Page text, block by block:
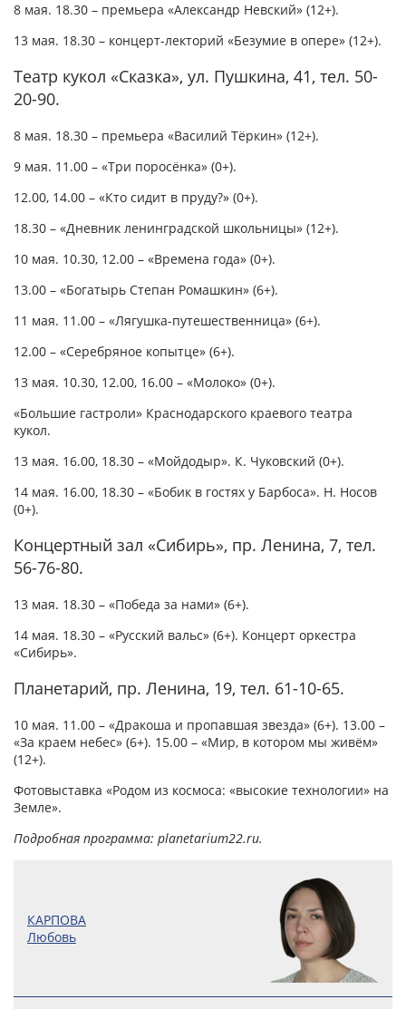
8 мая. 18.30 – премьера «Александр Невский» (12+).
13 мая. 18.30 – концерт-лекторий «Безумие в опере» (12+).
Театр кукол «Сказка», ул. Пушкина, 41, тел. 50-
20-90.
8 мая. 18.30 – премьера «Василий Тёркин» (12+).
9 мая. 11.00 – «Три поросёнка» (0+).
12.00, 14.00 – «Кто сидит в пруду?» (0+).
18.30 – «Дневник ленинградской школьницы» (12+).
10 мая. 10.30, 12.00 – «Времена года» (0+).
13.00 – «Богатырь Степан Ромашкин» (6+).
11 мая. 11.00 – «Лягушка-путешественница» (6+).
12.00 – «Серебряное копытце» (6+).
13 мая. 10.30, 12.00, 16.00 – «Молоко» (0+).
«Большие гастроли» Краснодарского краевого театра
кукол.
13 мая. 16.00, 18.30 – «Мойдодыр». К. Чуковский (0+).
14 мая. 16.00, 18.30 – «Бобик в гостях у Барбоса». Н. Носов
(0+).
Концертный зал «Сибирь», пр. Ленина, 7, тел.
56-76-80.
13 мая. 18.30 – «Победа за нами» (6+).
14 мая. 18.30 – «Русский вальс» (6+). Концерт оркестра
«Сибирь».
Планетарий, пр. Ленина, 19, тел. 61-10-65.
10 мая. 11.00 – «Дракоша и пропавшая звезда» (6+). 13.00 –
«За краем небес» (6+). 15.00 – «Мир, в котором мы живём»
(12+).
Фотовыставка «Родом из космоса: «высокие технологии» на
Земле».
Подробная программа: planetarium22.ru.
КАРПОВА
Любовь